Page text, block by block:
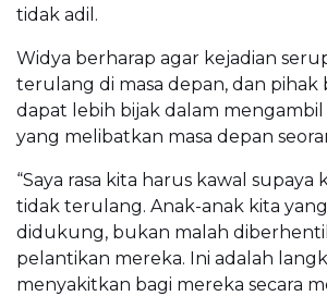
tidak adil.
Widya berharap agar kejadian
terulang di masa depan, dan pihak
dapat lebih bijak dalam
yang melibatkan masa depan
“Saya rasa kita harus kawal supaya
tidak terulang. Anak-anak kita
didukung, bukan malah
pelantikan mereka. Ini adalah
menyakitkan bagi mereka secara